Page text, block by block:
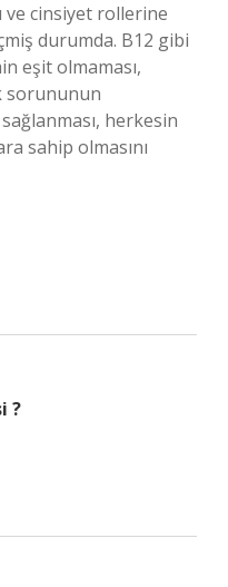
cinsiyet rollerine
durumda. B12 gibi
eşit olmaması,
sorununun
herkesin
sahip olmasını
?